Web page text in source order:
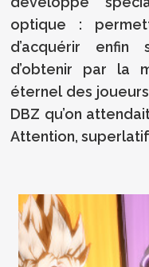
optique :
d’acquérir
d’obtenir par la
éternel des
DBZ qu’on
Attention,